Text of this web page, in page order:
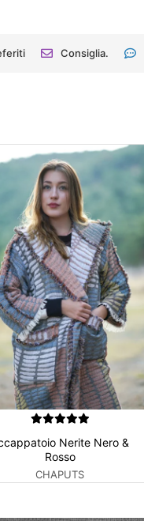
Consiglia.
Nerite Nero &
Rosso
CHAPUTS